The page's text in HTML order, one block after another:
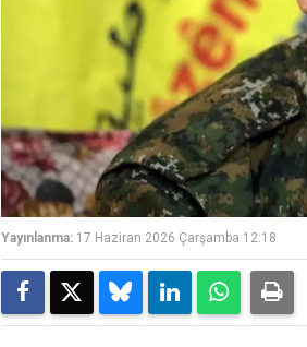
Yayınlanma: 17 Haziran 2026 Çarşamba 12:18